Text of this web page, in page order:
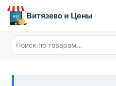
Перейти
Витязево и Цены
Искать: